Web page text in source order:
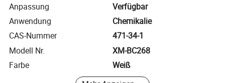
Anpassung
Verfügbar
Anwendung
Chemikalie
CAS-Nummer
471-34-1
Modell Nr.
XM-BC268
Farbe
Weiß